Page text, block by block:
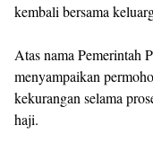
kembali bersama
Atas nama Pemerintah
menyampaikan
kekurangan selama
haji.